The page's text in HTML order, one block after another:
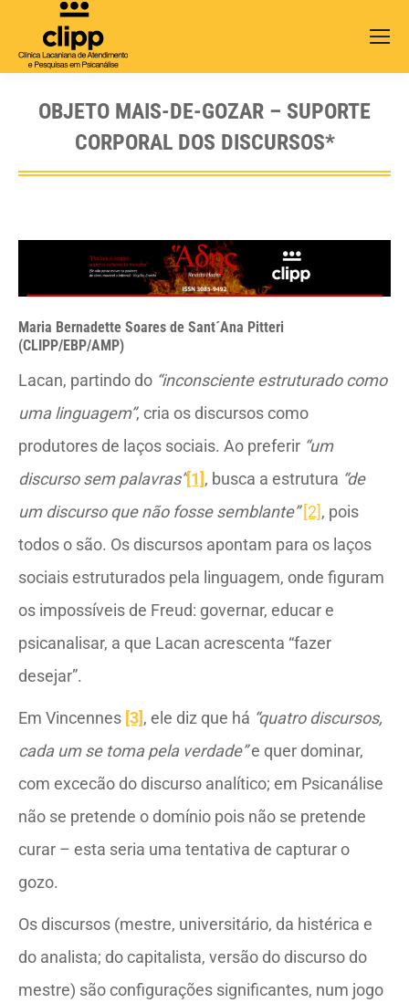
OBJETO MAIS-DE-GOZAR – SUPORTE
CORPORAL DOS DISCURSOS*
Maria Bernadette Soares de Sant´Ana Pitteri
(CLIPP/EBP/AMP)
Lacan, partindo do “inconsciente estruturado como
uma linguagem”, cria os discursos como
produtores de laços sociais. Ao preferir “um
discurso sem palavras”[1], busca a estrutura “de
um discurso que não fosse semblante” [2], pois
todos o são. Os discursos apontam para os laços
sociais estruturados pela linguagem, onde figuram
os impossíveis de Freud: governar, educar e
psicanalisar, a que Lacan acrescenta “fazer
desejar”.
Em Vincennes [3], ele diz que há “quatro discursos,
cada um se toma pela verdade”e quer dominar,
com excecão do discurso analítico; em Psicanálise
não se pretende o domínio pois não se pretende
curar – esta seria uma tentativa de capturar o
gozo.
Os discursos (mestre, universitário, da histérica e
do analista; do capitalista, versão do discurso do
mestre) são configurações significantes, num jogo